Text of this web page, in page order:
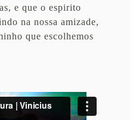
e que o espirito
na nossa amizade,
que escolhemos